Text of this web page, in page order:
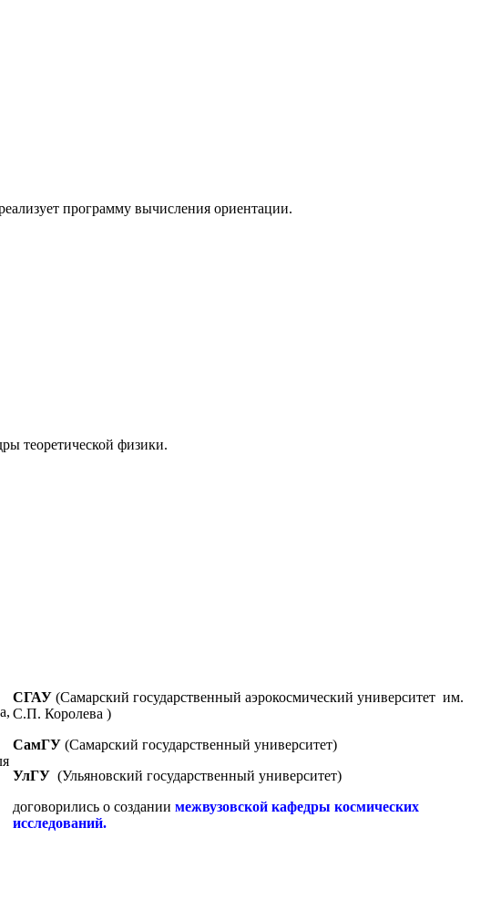
программу вычисления ориентации.
теоретической физики.
СГАУ (Самарский государственный аэрокосмический университет им.
С.П. Королева )
СамГУ (Самарский государственный университет)
УлГУ (Ульяновский государственный университет)
договорились о создании межвузовской кафедры космических
исследований.